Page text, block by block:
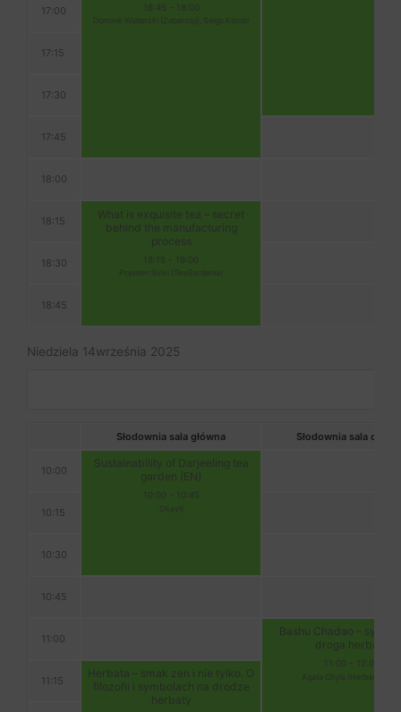
16:45 18:00
Dominik Waberski (Zaparzaj!), Seigo Kondo
17:00
17:15
17:30
17:45
18:00
18:15
What is exquisite tea – secret
behind the manufacturing
process
18:15 19:00
Praveen Sirivi (TeaGardenia)
18:30
18:45
Niedziela 14września 2025
Słodownia sala główna Słodownia sala
10:00
Sustainability of Darjeeling tea
garden (EN)
10:00 10:45
Okayti
10:15
10:30
10:45
11:00
Bashu Chadao –
droga herbaty
11:00 12:00
Agata Chyla (Herbaciarium)
11:15
Herbata – smak zen i nie tylko. O
filozofii i symbolach na drodze
herbaty